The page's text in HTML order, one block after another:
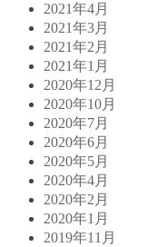
2021年4月
2021年3月
2021年2月
2021年1月
2020年12月
2020年10月
2020年7月
2020年6月
2020年5月
2020年4月
2020年2月
2020年1月
2019年11月